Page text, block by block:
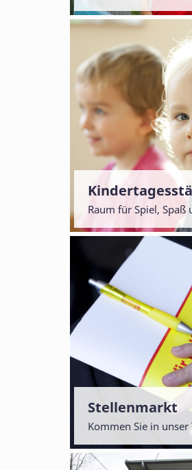
Raum für Spiel, Spaß
Stellenmarkt
Kommen Sie in unser